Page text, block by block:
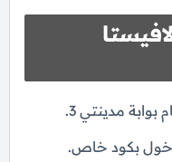
مدينتي 3.